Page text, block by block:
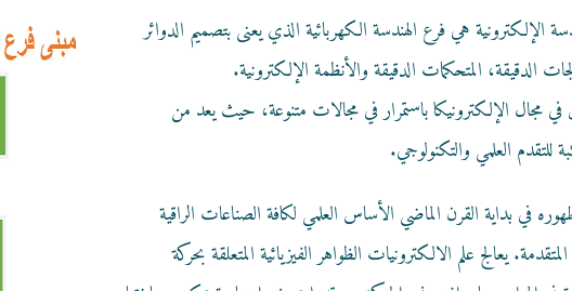
الإلكترونية هي فرع الهندسة الكهربائية الذي يعنى بتصميم الدوائر
الدقيقة، المتحكمات الدقيقة والأنظمة الإلكترونية.
مجال الإلكترونيكا باستمرار في مجالات متنوعة، حيث يعد من
العلمي والتكنولوجي.
في بداية القرن الماضي الأساس العلمي لكافة الصناعات الراقية
يعالج علم الالكترونيات الظواهر الفيزيائية المتعلقة بحركة